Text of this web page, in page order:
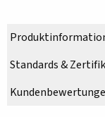
Standards &